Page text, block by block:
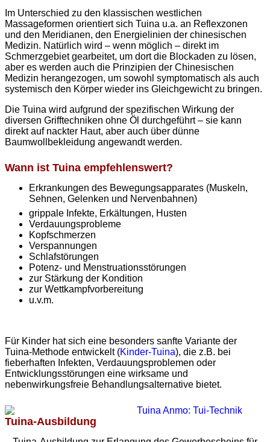
Im Unterschied zu den klassischen westlichen
Massageformen orientiert sich Tuina u.a. an Reflexzonen
und den Meridianen, den Energielinien der chinesischen
Medizin. Natürlich wird – wenn möglich – direkt im
Schmerzgebiet gearbeitet, um dort die Blockaden zu lösen,
aber es werden auch die Prinzipien der Chinesischen
Medizin herangezogen, um sowohl symptomatisch als auch
systemisch den Körper wieder ins Gleichgewicht zu bringen.
Die Tuina wird aufgrund der spezifischen Wirkung der
diversen Grifftechniken ohne Öl durchgeführt – sie kann
direkt auf nackter Haut, aber auch über dünne
Baumwollbekleidung angewandt werden.
Wann ist Tuina empfehlenswert?
Erkrankungen des Bewegungsapparates (Muskeln,
Sehnen, Gelenken und Nervenbahnen)
grippale Infekte, Erkältungen, Husten
Verdauungsprobleme
Kopfschmerzen
Verspannungen
Schlafstörungen
Potenz- und Menstruationsstörungen
zur Stärkung der Kondition
zur Wettkampfvorbereitung
u.v.m.
Für Kinder hat sich eine besonders sanfte Variante der
Tuina-Methode entwickelt (Kinder-Tuina), die z.B. bei
fieberhaften Infekten, Verdauungsproblemen oder
Entwicklungsstörungen eine wirksame und
nebenwirkungsfreie Behandlungsalternative bietet.
Tuina-Ausbildung